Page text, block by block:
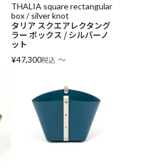
THALIA square rectangular
box / silver knot
タリア スクエアレクタング
ラー ボックス / シルバーノ
ット
¥47,300税込 〜